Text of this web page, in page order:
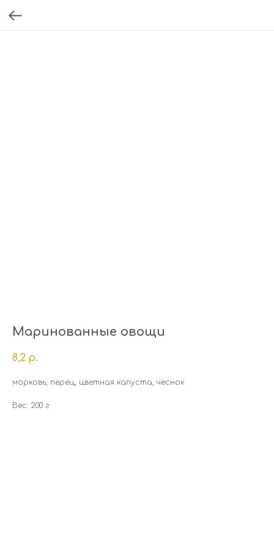
Маринованные овощи
8,2 р.
морковь, перец, цветная капуста, чеснок
Вес: 200 г